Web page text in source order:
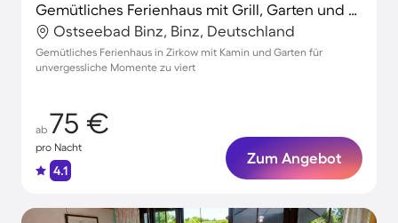
Gemütliches Ferienhaus mit Grill, Garten und Terrasse
Ostseebad Binz, Binz, Deutschland
Gemütliches Ferienhaus in Zirkow mit Kamin und Garten für
unvergessliche Momente zu viert
ab 75 €
pro Nacht
4.1
Zum Angebot